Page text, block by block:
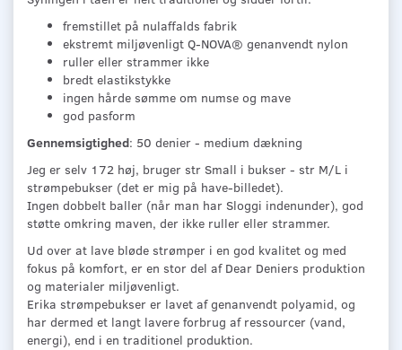
fremstillet på nulaffalds fabrik
ekstremt miljøvenligt Q-NOVA® genanvendt nylon
ruller eller strammer ikke
bredt elastikstykke
ingen hårde sømme om numse og mave
god pasform
Gennemsigtighed: 50 denier - medium dækning
Jeg er selv 172 høj, bruger str Small i bukser - str M/L i
strømpebukser (det er mig på have-billedet).
Ingen dobbelt baller (når man har Sloggi indenunder), god
støtte omkring maven, der ikke ruller eller strammer.
Ud over at lave bløde strømper i en god kvalitet og med
fokus på komfort, er en stor del af Dear Deniers produktion
og materialer miljøvenligt.
Erika strømpebukser er lavet af genanvendt polyamid, og
har dermed et langt lavere forbrug af ressourcer (vand,
energi), end i en traditionel produktion.